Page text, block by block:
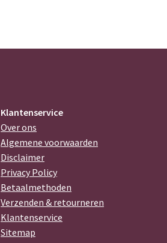
Klantenservice
Over ons
Algemene voorwaarden
Disclaimer
Privacy Policy
Betaalmethoden
Verzenden & retourneren
Klantenservice
Sitemap